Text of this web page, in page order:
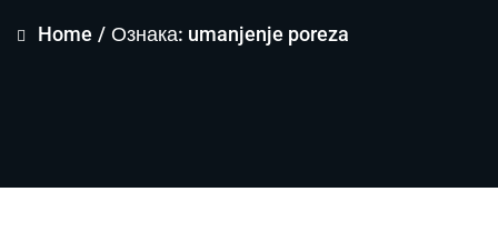
Home / Ознака: umanjenje poreza